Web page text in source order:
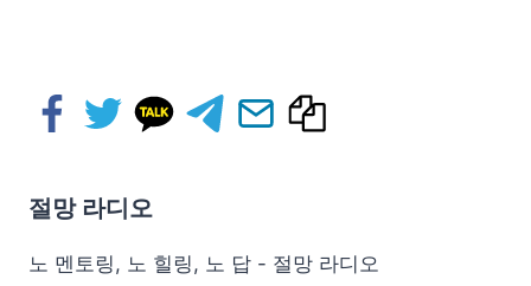
절망 라디오
노 멘토링, 노 힐링, 노 답 - 절망 라디오